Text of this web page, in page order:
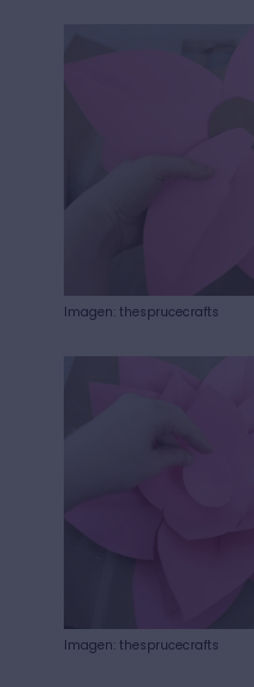
Imagen: thesprucecrafts
Imagen: thesprucecrafts